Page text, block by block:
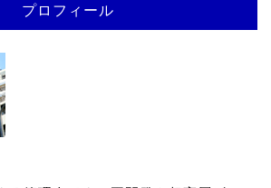
プロフィール